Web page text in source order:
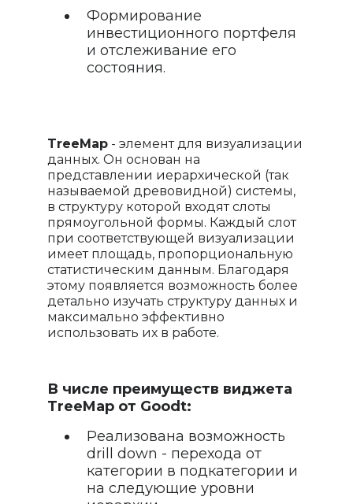
Формирование
инвестиционного портфеля
и отслеживание его
состояния.
TreeMap - элемент для визуализации
данных. Он основан на
представлении иерархической (так
называемой древовидной) системы,
в структуру которой входят слоты
прямоугольной формы. Каждый слот
при соответствующей визуализации
имеет площадь, пропорциональную
статистическим данным. Благодаря
этому появляется возможность более
детально изучать структуру данных и
максимально эффективно
использовать их в работе.
В числе преимуществ виджета
TreeMap от Goodt:
Реализована возможность
drill down - перехода от
категории в подкатегории и
на следующие уровни